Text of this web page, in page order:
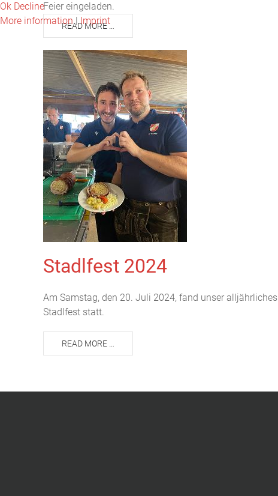
Feier eingeladen.
READ MORE …
Stadlfest 2024
Am Samstag, den 20. Juli 2024, fand unser alljährliches
Stadlfest statt.
READ MORE …
Ok Decline
More information|Imprint